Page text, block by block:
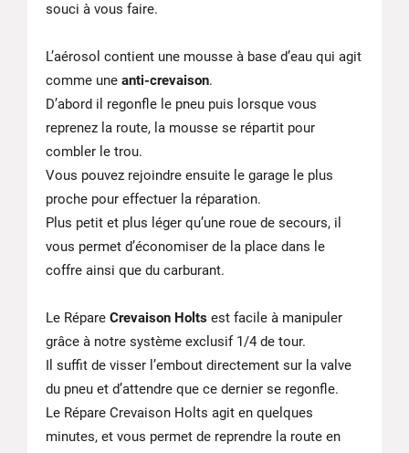
souci à vous faire.
L’aérosol contient une mousse à base d’eau qui agit
comme une anti-crevaison.
D’abord il regonfle le pneu puis lorsque vous
reprenez la route, la mousse se répartit pour
combler le trou.
Vous pouvez rejoindre ensuite le garage le plus
proche pour effectuer la réparation.
Plus petit et plus léger qu’une roue de secours, il
vous permet d’économiser de la place dans le
coffre ainsi que du carburant.
Le Répare Crevaison Holts est facile à manipuler
grâce à notre système exclusif 1/4 de tour.
Il suffit de visser l’embout directement sur la valve
du pneu et d’attendre que ce dernier se regonfle.
Le Répare Crevaison Holts agit en quelques
minutes, et vous permet de reprendre la route en